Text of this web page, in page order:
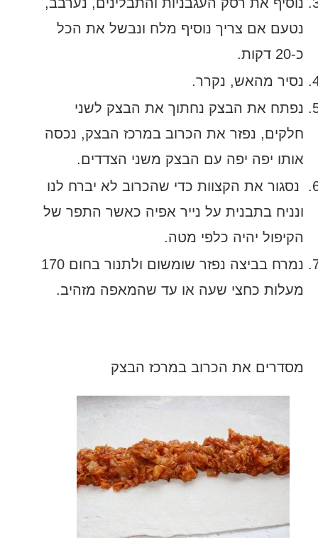
נטעם אם צריך נוסיף מלח ונבשל את הכל
כ-20 דקות.
נסיר מהאש, נקרר.
נפתח את הבצק נחתוך את הבצק לשני
חלקים, נפזר את הכרוב במרכז הבצק, נכסה
אותו יפה יפה עם הבצק משני הצדדים.
נסגור את הקצוות כדי שהכרוב לא יברח לנו
ונניח בתבנית על נייר אפיה כאשר התפר של
הקיפול יהיה כלפי מטה.
נמרח בביצה נפזר שומשום ולתנור בחום 170
מעלות כחצי שעה או עד שהמאפה מזהיב.
מסדרים את הכרוב במרכז הבצק